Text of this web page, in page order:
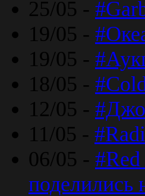
25/05 -
19/05 -
19/05 -
18/05 -
12/05 -
11/05 -
06/05 -
поделились